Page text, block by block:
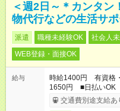
＜週2日～＊カンタン
物代行などの生活サポ
派遣 職種未経験OK 社会人
WEB登録・面接OK
給与
時給1400円 有資格
1650円 ■日払いOK
交通費別途支給あ